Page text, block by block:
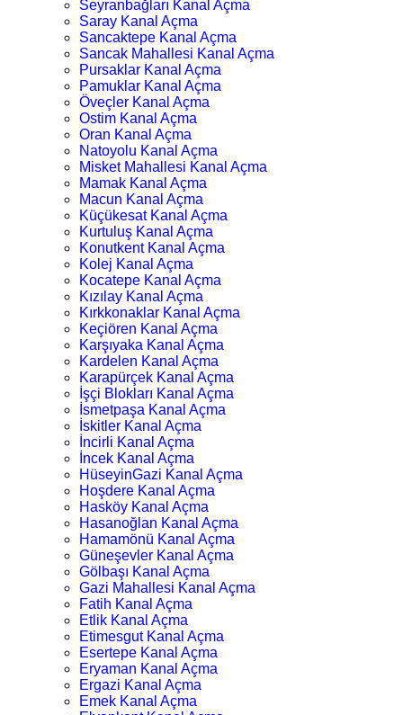
Seyranbağları Kanal Açma
Saray Kanal Açma
Sancaktepe Kanal Açma
Sancak Mahallesi Kanal Açma
Pursaklar Kanal Açma
Pamuklar Kanal Açma
Öveçler Kanal Açma
Ostim Kanal Açma
Oran Kanal Açma
Natoyolu Kanal Açma
Misket Mahallesi Kanal Açma
Mamak Kanal Açma
Macun Kanal Açma
Küçükesat Kanal Açma
Kurtuluş Kanal Açma
Konutkent Kanal Açma
Kolej Kanal Açma
Kocatepe Kanal Açma
Kızılay Kanal Açma
Kırkkonaklar Kanal Açma
Keçiören Kanal Açma
Karşıyaka Kanal Açma
Kardelen Kanal Açma
Karapürçek Kanal Açma
İşçi Blokları Kanal Açma
İsmetpaşa Kanal Açma
İskitler Kanal Açma
İncirli Kanal Açma
İncek Kanal Açma
HüseyinGazi Kanal Açma
Hoşdere Kanal Açma
Hasköy Kanal Açma
Hasanoğlan Kanal Açma
Hamamönü Kanal Açma
Güneşevler Kanal Açma
Gölbaşı Kanal Açma
Gazi Mahallesi Kanal Açma
Fatih Kanal Açma
Etlik Kanal Açma
Etimesgut Kanal Açma
Esertepe Kanal Açma
Eryaman Kanal Açma
Ergazi Kanal Açma
Emek Kanal Açma